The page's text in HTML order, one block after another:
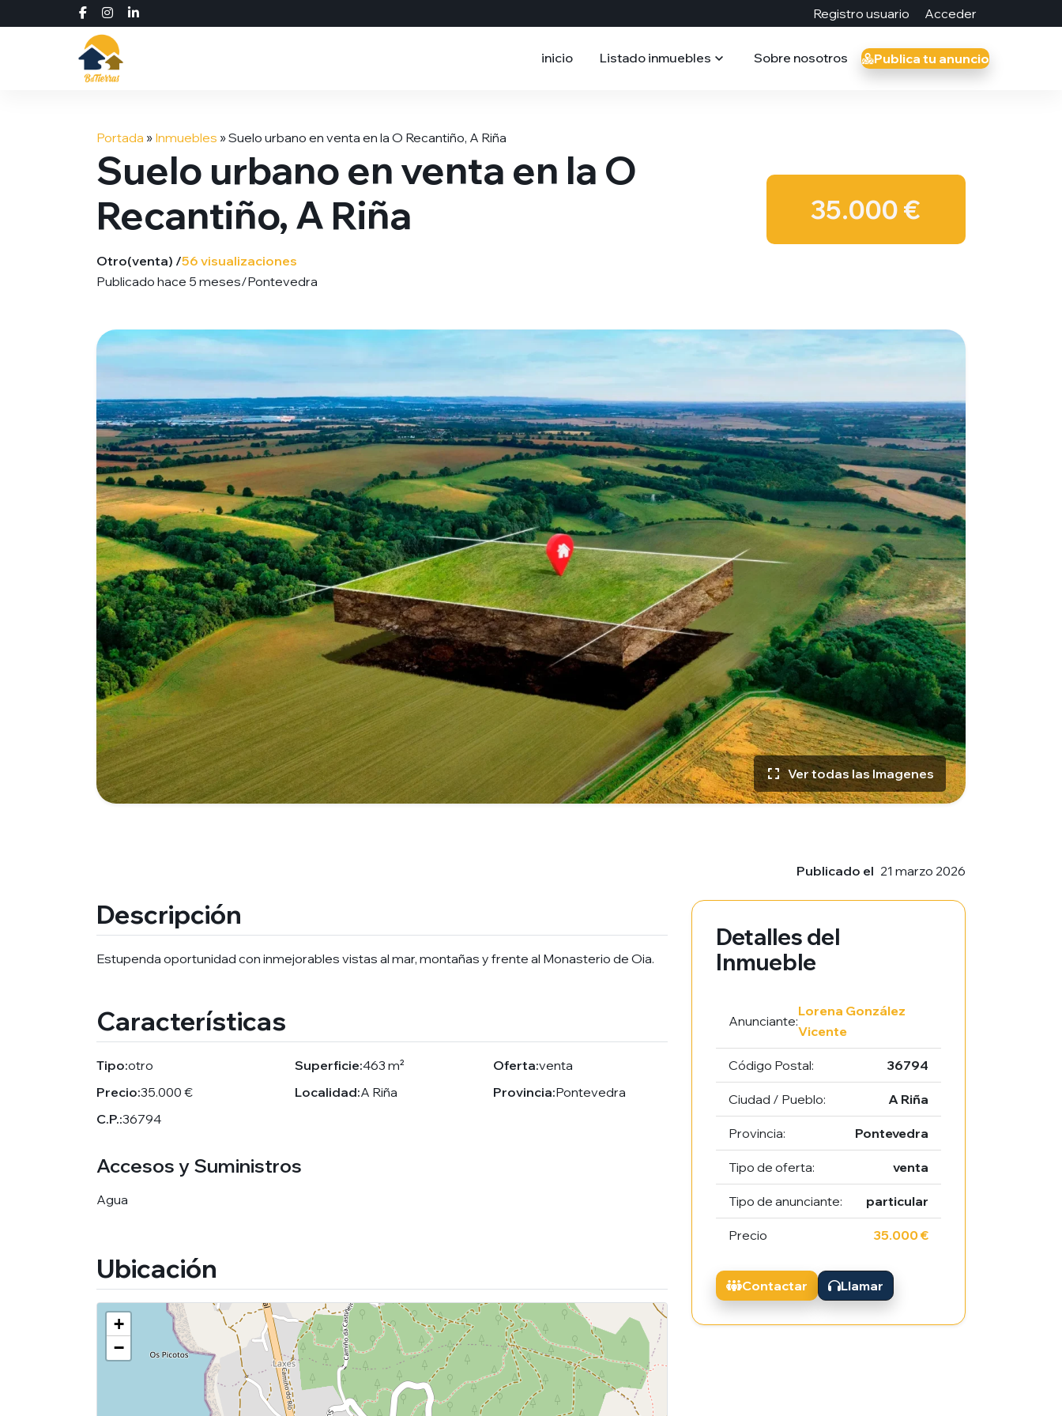
Registro usuario Acceder
inicio Listado inmuebles Sobre nosotros Publica tu anuncio
Portada » Inmuebles »Suelo urbano en venta en la O Recantiño, A Riña
Suelo urbano en venta en la O
Recantiño, A Riña
Otro(venta) /56 visualizaciones
Publicado hace 5 meses/Pontevedra
35.000 €
Ver todas las Imagenes
Publicado el 21 marzo 2026
Descripción
Estupenda oportunidad con inmejorables vistas al mar, montañas y frente al Monasterio de Oia.
Características
Tipo:otro Superficie:463 m² Oferta:venta
Precio:35.000 € Localidad:A Riña Provincia:Pontevedra
C.P.:36794
Accesos y Suministros
Agua
Ubicación
+
−
Detalles del
Inmueble
Anunciante:
Lorena González
Vicente
Código Postal: 36794
Ciudad / Pueblo: A Riña
Provincia: Pontevedra
Tipo de oferta: venta
Tipo de anunciante: particular
Precio 35.000 €
Contactar Llamar